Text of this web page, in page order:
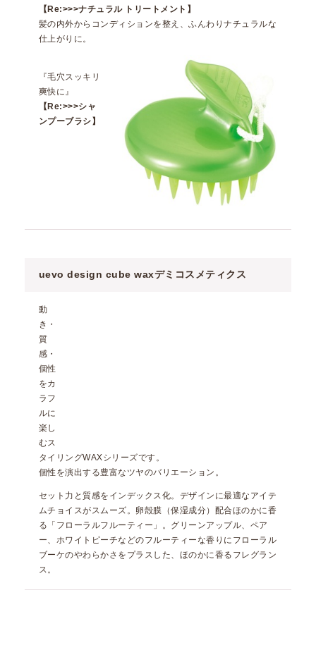
【Re:>>>ナチュラル トリートメント】
髪の内外からコンディションを整え、ふんわりナチュラルな
仕上がりに。
『毛穴スッキリ
爽快に』
【Re:>>>シャ
ンプーブラシ】
uevo design cube waxデミコスメティクス
動
き・
質
感・
個性
をカ
ラフ
ルに
楽し
むス
タイリングWAXシリーズです。
個性を演出する豊富なツヤのバリエーション。
セット力と質感をインデックス化。デザインに最適なアイテ
ムチョイスがスムーズ。卵殻膜（保湿成分）配合ほのかに香
る「フローラルフルーティー」。グリーンアップル、ペア
ー、ホワイトピーチなどのフルーティーな香りにフローラル
ブーケのやわらかさをプラスした、ほのかに香るフレグラン
ス。